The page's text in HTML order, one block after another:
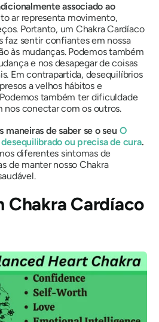
associado ao
ar representa movimento,
. Portanto, um Chakra Cardíaco
faz sentir confiantes em nossa
às mudanças. Podemos também
e nos desapegar de coisas
Em contrapartida, desequilíbrios
a velhos hábitos e
também ter dificuldade
nos conectar com os outros.
de saber se o seu O
ou precisa de cura.
diferentes sintomas de
de manter nosso Chakra
Chakra Cardíaco